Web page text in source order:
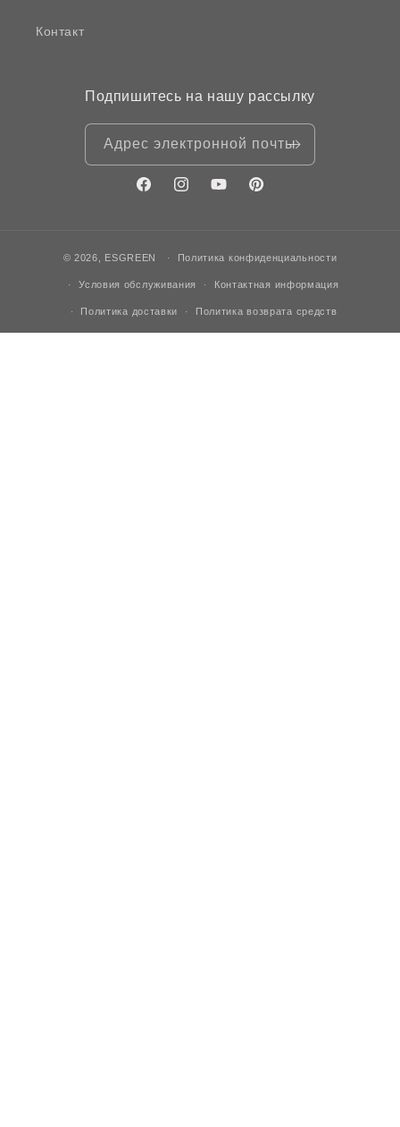
Контакт
Подпишитесь на нашу рассылку
Адрес электронной почты
FacebookInstagramYouTubePinterest
© 2026, ESGREEN Политика конфиденциальности
Условия обслуживания Контактная информация
Политика доставки Политика возврата средств